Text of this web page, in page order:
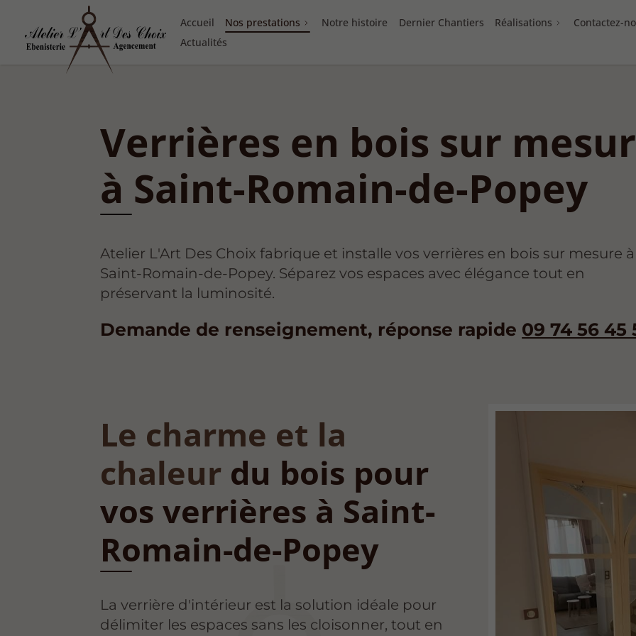
Accueil Nos prestations Notre histoire Dernier Chantiers Réalisations
Contactez-
Actualités
Verrières en bois sur
à Saint-Romain-de-Popey
Atelier L'Art Des Choix fabrique et installe vos verrières en bois sur mesure à
Saint-Romain-de-Popey. Séparez vos espaces avec élégance tout en
préservant la luminosité.
Demande de renseignement, réponse rapide 09 74 56 45
Le charme et la
chaleur du bois pour
vos verrières à Saint-
Romain-de-Popey
La verrière d'intérieur est la solution idéale pour
délimiter les espaces sans les cloisonner, tout en